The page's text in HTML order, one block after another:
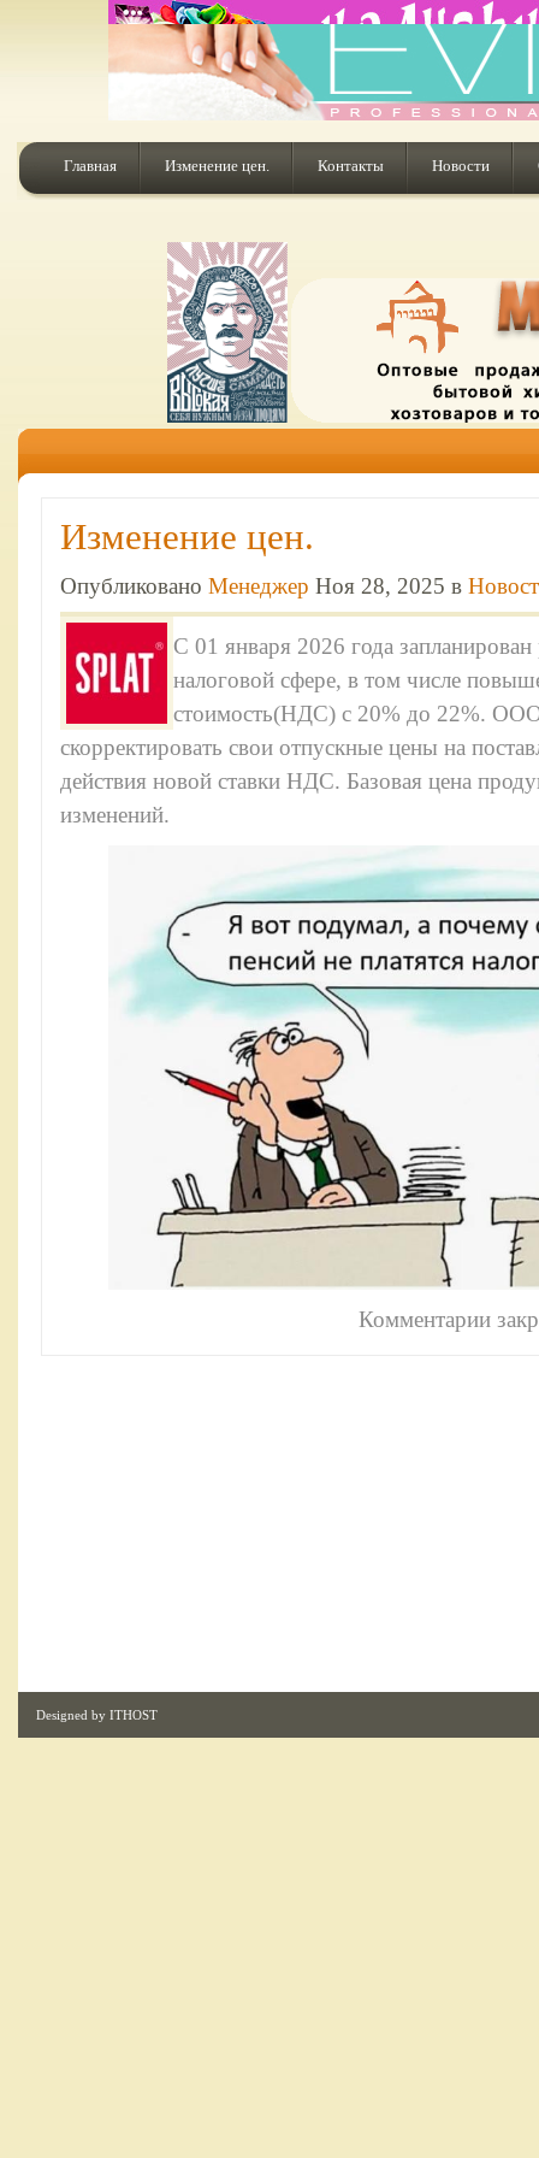
Главная Изменение цен. Контакты Новости
Изменение цен.
Опубликовано Менеджер Ноя 28, 2025 в
С 01 января 2026 года
налоговой сфере, в том числе
стоимость(НДС) с 20% до 22%.
скорректировать свои отпускные цены на
действия новой ставки НДС. Базовая цена
изменений.
Комментарии
Designed by ITHOST